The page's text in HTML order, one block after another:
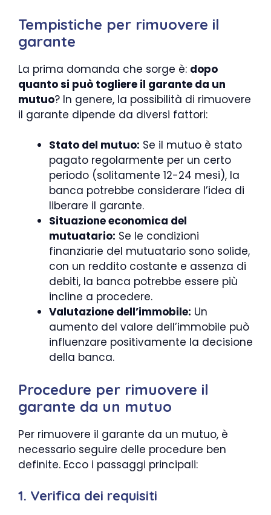
Tempistiche per rimuovere il
garante
La prima domanda che sorge è: dopo
quanto si può togliere il garante da un
mutuo? In genere, la possibilità di rimuovere
il garante dipende da diversi fattori:
Stato del mutuo: Se il mutuo è stato
pagato regolarmente per un certo
periodo (solitamente 12-24 mesi), la
banca potrebbe considerare l’idea di
liberare il garante.
Situazione economica del
mutuatario: Se le condizioni
finanziarie del mutuatario sono solide,
con un reddito costante e assenza di
debiti, la banca potrebbe essere più
incline a procedere.
Valutazione dell’immobile: Un
aumento del valore dell’immobile può
influenzare positivamente la decisione
della banca.
Procedure per rimuovere il
garante da un mutuo
Per rimuovere il garante da un mutuo, è
necessario seguire delle procedure ben
definite. Ecco i passaggi principali:
1. Verifica dei requisiti